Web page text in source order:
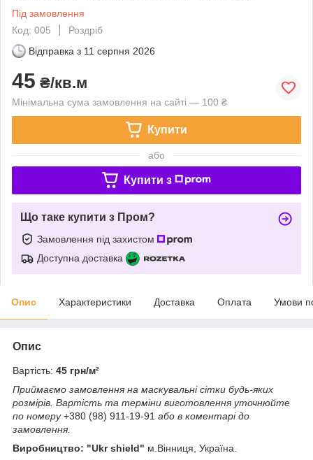
Під замовлення
Код: 005
Роздріб
Відправка з 11 серпня 2026
45 ₴/кв.м
Мінімальна сума замовлення на сайті — 100 ₴
Купити
або
Купити з
Що таке купити з Пром?
Замовлення під захистом
Доступна доставка
Опис Характеристики Доставка Оплата Умови
Опис
Вартість: 45 грн/м²
Приймаємо замовлення на маскувальні сітки будь-яких
розмірів. Вартість та терміни виготовлення уточнюйте
по номеру+380 (98) 911-19-91 або в коментарі до
замовлення.
Виробництво: "Ukr shield" м.Вінниця, Україна.